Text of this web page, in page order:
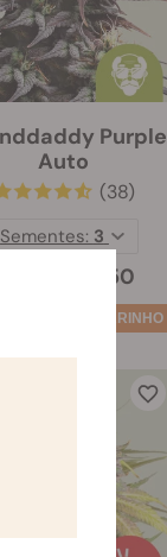
Purple
Auto
(38)
€ 13.50
Sementes: 3